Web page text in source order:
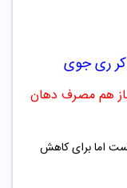
ری جوی
باز هم مصرف دهان
اما برای کاهش